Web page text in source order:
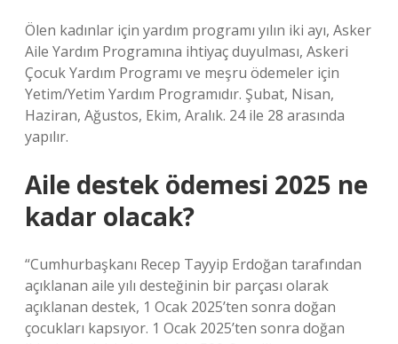
Ölen kadınlar için yardım programı yılın iki ayı, Asker
Aile Yardım Programına ihtiyaç duyulması, Askeri
Çocuk Yardım Programı ve meşru ödemeler için
Yetim/Yetim Yardım Programıdır. Şubat, Nisan,
Haziran, Ağustos, Ekim, Aralık. 24 ile 28 arasında
yapılır.
Aile destek ödemesi 2025 ne
kadar olacak?
“Cumhurbaşkanı Recep Tayyip Erdoğan tarafından
açıklanan aile yılı desteğinin bir parçası olarak
açıklanan destek, 1 Ocak 2025’ten sonra doğan
çocukları kapsıyor. 1 Ocak 2025’ten sonra doğan